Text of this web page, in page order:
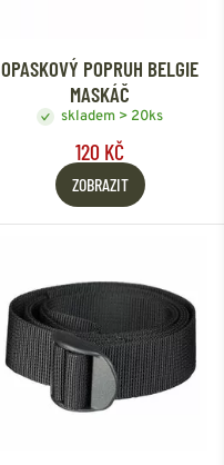
OPASKOVÝ POPRUH BELGIE
MASKÁČ
skladem > 20ks
120 KČ
ZOBRAZIT